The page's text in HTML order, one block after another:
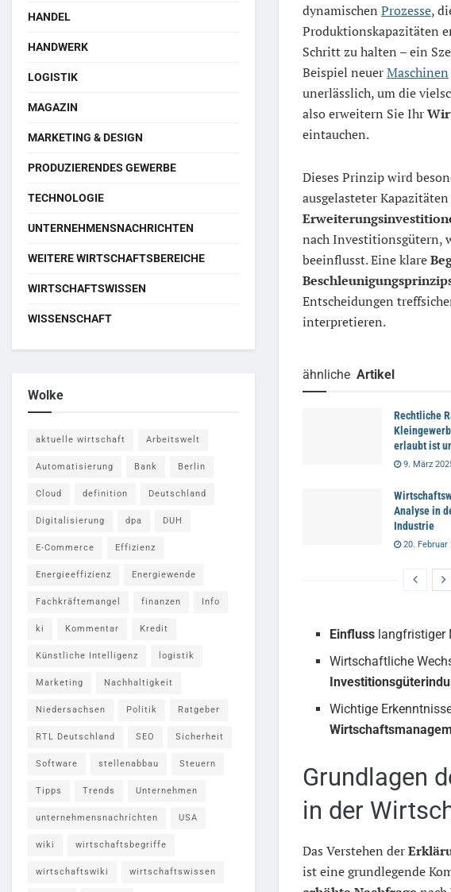
dynamischen Prozesse,
Produktionskapazitäten
Schritt zu halten – ein
Beispiel neuerMaschinen
unerlässlich, um die
also erweitern Sie Ihr
eintauchen.
Dieses Prinzip wird
ausgelasteter
nach Investitionsgütern,
beeinflusst. Eine klare
Entscheidungen
interpretieren.
ähnliche Artikel
Rechtliche
erlaubt ist
9. März
Analyse in
Industrie
20. Februar
Einfluss
Wirtschaftliche
Wichtige
Grundlagen
in der
Das Verstehen der
ist eine grundlegende
HANDEL
HANDWERK
LOGISTIK
MAGAZIN
MARKETING & DESIGN
PRODUZIERENDES GEWERBE
TECHNOLOGIE
UNTERNEHMENSNACHRICHTEN
WEITERE WIRTSCHAFTSBEREICHE
WIRTSCHAFTSWISSEN
WISSENSCHAFT
Wolke
aktuelle wirtschaft Arbeitswelt
Automatisierung Bank Berlin
Cloud definition Deutschland
Digitalisierung dpa DUH
E-Commerce Effizienz
Energieeffizienz Energiewende
Fachkräftemangel finanzen Info
ki Kommentar Kredit
Künstliche Intelligenz logistik
Marketing Nachhaltigkeit
Niedersachsen Politik Ratgeber
RTL Deutschland SEO Sicherheit
Software stellenabbau Steuern
Tipps Trends Unternehmen
unternehmensnachrichten USA
wiki wirtschaftsbegriffe
wirtschaftswiki wirtschaftswissen